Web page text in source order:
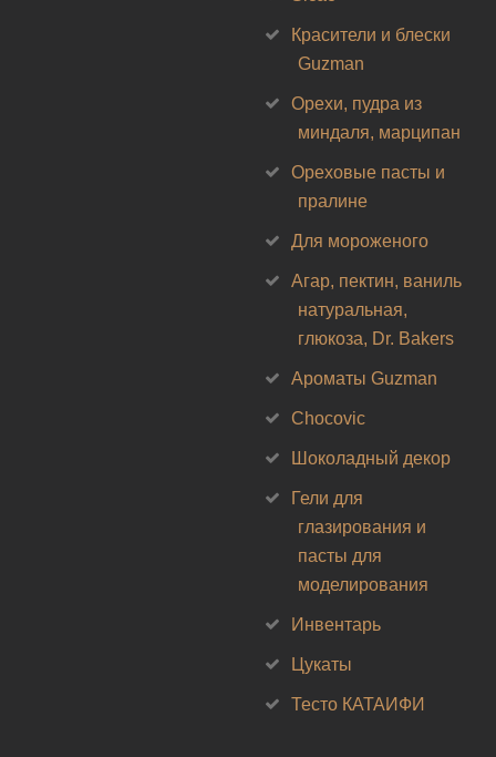
Красители и блески
Guzman
Орехи, пудра из
миндаля, марципан
Ореховые пасты и
пралине
Для мороженого
Агар, пектин, ваниль
натуральная,
глюкоза, Dr. Bakers
Ароматы Guzman
Chocovic
Шоколадный декор
Гели для
глазирования и
пасты для
моделирования
Инвентарь
Цукаты
Тесто КАТАИФИ